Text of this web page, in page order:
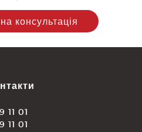
консультація
11 01
11 01